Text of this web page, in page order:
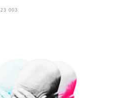
23 003